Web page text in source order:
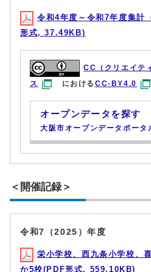
令和4年度～令和7年度集計
形式, 37.49KB)
CC（クリエイテ
ス
におけるCC-BY4.0
オープンデータを探す
大阪市オープンデータポータ
＜開催記録＞
令和7（2025）年度
栄小学校、西九条小学校、
か5校(PDF形式, 559.10KB)